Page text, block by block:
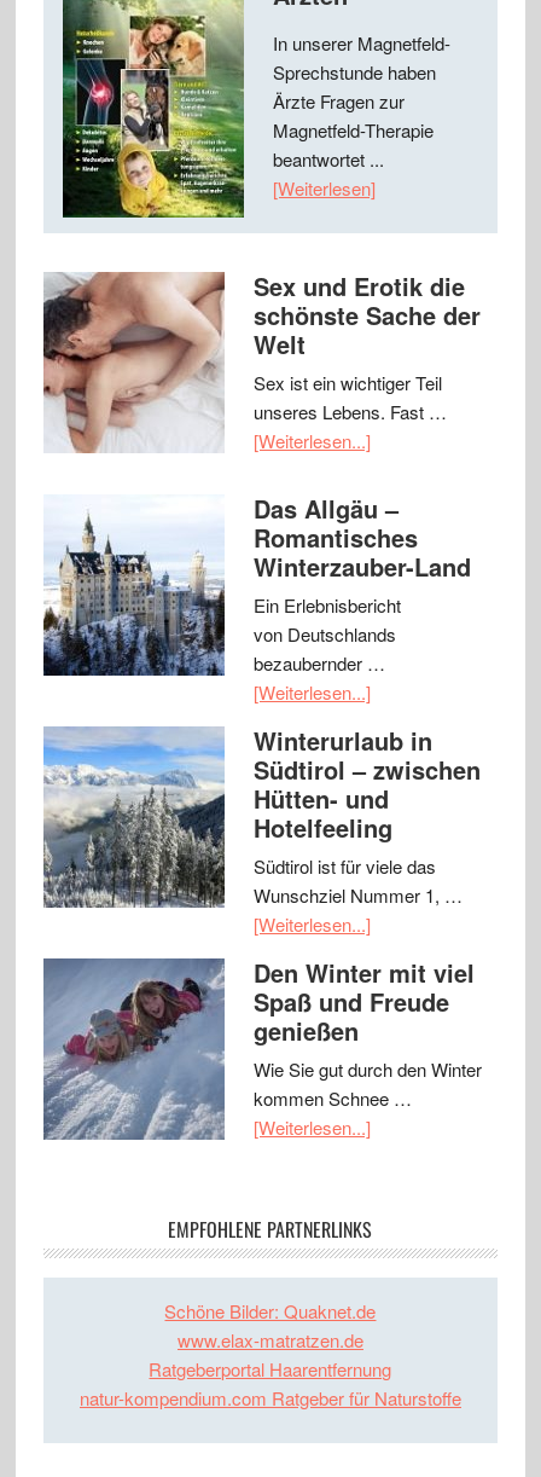
In unserer Magnetfeld-
Sprechstunde haben
Ärzte Fragen zur
Magnetfeld-Therapie
beantwortet ...
[Weiterlesen]
Sex und Erotik die
schönste Sache der
Welt
Sex ist ein wichtiger Teil
unseres Lebens. Fast …
[Weiterlesen...]
Das Allgäu –
Romantisches
Winterzauber-Land
Ein Erlebnisbericht
von Deutschlands
bezaubernder …
[Weiterlesen...]
Winterurlaub in
Südtirol – zwischen
Hütten- und
Hotelfeeling
Südtirol ist für viele das
Wunschziel Nummer 1, …
[Weiterlesen...]
Den Winter mit viel
Spaß und Freude
genießen
Wie Sie gut durch den Winter
kommen Schnee …
[Weiterlesen...]
EMPFOHLENE PARTNERLINKS
Schöne Bilder: Quaknet.de
www.elax-matratzen.de
Ratgeberportal Haarentfernung
natur-kompendium.com Ratgeber für Naturstoffe